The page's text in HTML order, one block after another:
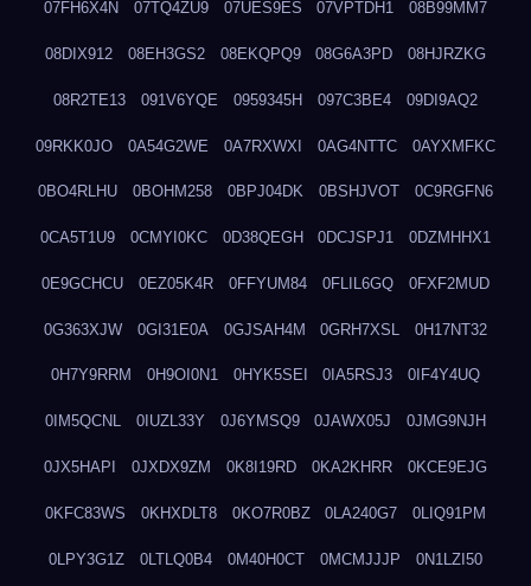
07FH6X4N 07TQ4ZU9 07UES9ES 07VPTDH1 08B99MM7
08DIX912 08EH3GS2 08EKQPQ9 08G6A3PD 08HJRZKG
08R2TE13 091V6YQE 0959345H 097C3BE4 09DI9AQ2
09RKK0JO 0A54G2WE 0A7RXWXI 0AG4NTTC 0AYXMFKC
0BO4RLHU 0BOHM258 0BPJ04DK 0BSHJVOT 0C9RGFN6
0CA5T1U9 0CMYI0KC 0D38QEGH 0DCJSPJ1 0DZMHHX1
0E9GCHCU 0EZ05K4R 0FFYUM84 0FLIL6GQ 0FXF2MUD
0G363XJW 0GI31E0A 0GJSAH4M 0GRH7XSL 0H17NT32
0H7Y9RRM 0H9OI0N1 0HYK5SEI 0IA5RSJ3 0IF4Y4UQ
0IM5QCNL 0IUZL33Y 0J6YMSQ9 0JAWX05J 0JMG9NJH
0JX5HAPI 0JXDX9ZM 0K8I19RD 0KA2KHRR 0KCE9EJG
0KFC83WS 0KHXDLT8 0KO7R0BZ 0LA240G7 0LIQ91PM
0LPY3G1Z 0LTLQ0B4 0M40H0CT 0MCMJJJP 0N1LZI50